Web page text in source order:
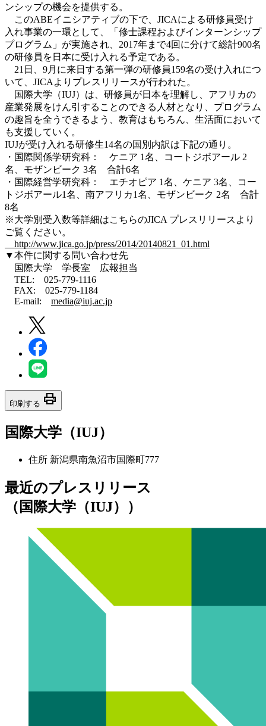
ンシップの機会を提供する。
このABEイニシアティブの下で、JICAによる研修員受け
入れ事業の一環として、「修士課程およびインターンシップ
プログラム」が実施され、2017年まで4回に分けて総計900名
の研修員を日本に受け入れる予定である。
21日、9月に来日する第一弾の研修員159名の受け入れにつ
いて、JICAよりプレスリリースが行われた。
国際大学（IUJ）は、研修員が日本を理解し、アフリカの
産業発展をけん引することのできる人材となり、プログラム
の趣旨を全うできるよう、教育はもちろん、生活面において
も支援していく。
IUJが受け入れる研修生14名の国別内訳は下記の通り。
・国際関係学研究科： ケニア 1名、コートジボアール 2
名、モザンビーク 3名 合計6名
・国際経営学研究科： エチオピア 1名、ケニア 3名、コー
トジボアール1名、南アフリカ1名、モザンビーク 2名 合計
8名
※大学別受入数等詳細はこちらのJICA プレスリリースより
ご覧ください。
http://www.jica.go.jp/press/2014/20140821_01.html
▼本件に関する問い合わせ先
国際大学 学長室 広報担当
TEL: 025-779-1116
FAX: 025-779-1184
E-mail: media@iuj.ac.jp
印刷する print
国際大学（IUJ）
住所 新潟県南魚沼市国際町777
最近のプレスリリース
（国際大学（IUJ））